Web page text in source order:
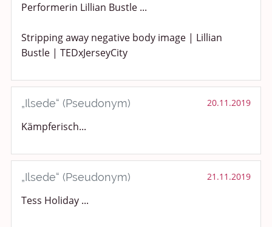
Performerin Lillian Bustle ...
Stripping away negative body image | Lillian
Bustle | TEDxJerseyCity
„Ilsede“ (Pseudonym) 20.11.2019
Kämpferisch...
„Ilsede“ (Pseudonym) 21.11.2019
Tess Holiday ...